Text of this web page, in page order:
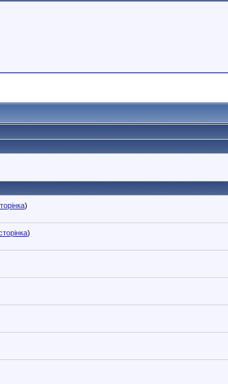
)
)